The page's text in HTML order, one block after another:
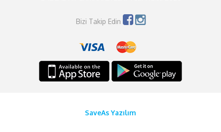
Bizi Takip Edin
SaveAs Yazılım